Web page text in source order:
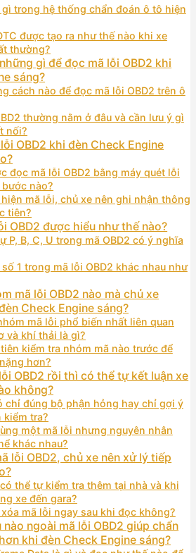
gì trong hệ thống chẩn đoán ô tô hiện
được tạo ra như thế nào khi xe
thường?
gì để đọc mã lỗi OBD2 khi
sáng?
cách nào để đọc mã lỗi OBD2 trên ô
thường nằm ở đâu và cần lưu ý gì
nối?
OBD2 khi đèn Check Engine
đọc mã lỗi OBD2 bằng máy quét lỗi
nào?
hiện mã lỗi, chủ xe nên ghi nhận thông
tiên?
OBD2 được hiểu như thế nào?
P, B, C, U trong mã OBD2 có ý nghĩa
số 1 trong mã lỗi OBD2 khác nhau như
mã lỗi OBD2 nào mà chủ xe
Check Engine sáng?
mã lỗi phổ biến nhất liên quan
và khí thải là gì?
kiểm tra nhóm mã nào trước để
hơn?
OBD2 rồi thì có thể tự kết luận xe
không?
chỉ đúng bộ phận hỏng hay chỉ gợi ý
kiểm tra?
một mã lỗi nhưng nguyên nhân
khác nhau?
lỗi OBD2, chủ xe nên xử lý tiếp
thể tự kiểm tra thêm tại nhà và khi
xe đến gara?
mã lỗi ngay sau khi đọc không?
ngoài mã lỗi OBD2 giúp chẩn
khi đèn Check Engine sáng?